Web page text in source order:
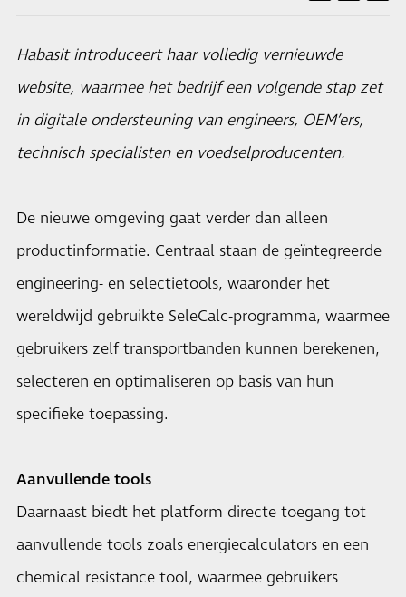
Habasit introduceert haar volledig vernieuwde
website, waarmee het bedrijf een volgende stap zet
in digitale ondersteuning van engineers, OEM’ers,
technisch specialisten en voedselproducenten.
De nieuwe omgeving gaat verder dan alleen
productinformatie. Centraal staan de geïntegreerde
engineering- en selectietools, waaronder het
wereldwijd gebruikte SeleCalc-programma, waarmee
gebruikers zelf transportbanden kunnen berekenen,
selecteren en optimaliseren op basis van hun
specifieke toepassing.
Aanvullende tools
Daarnaast biedt het platform directe toegang tot
aanvullende tools zoals energiecalculators en een
chemical resistance tool, waarmee gebruikers